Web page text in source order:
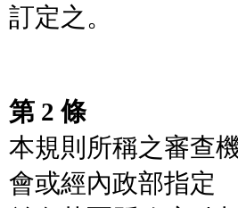
訂定之。
第 2 條
本規則所稱之審查
會或經內政部指定